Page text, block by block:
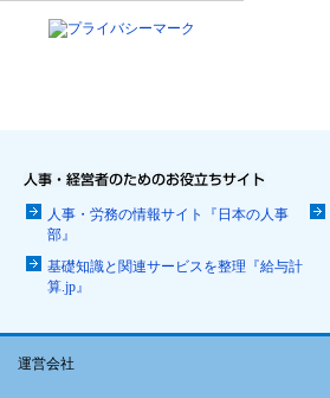
人事・労務の情報サイト『日本の人事
部』
基礎知識と関連サービスを整理『給与計
算.jp』
運営会社